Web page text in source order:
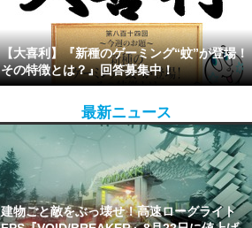
【大喜利】『新種のゲーミング“蚊”が登場！
その特徴とは？』回答募集中！
最新ニュース
建物ごと敵をぶっ壊せ！高速ローグライト